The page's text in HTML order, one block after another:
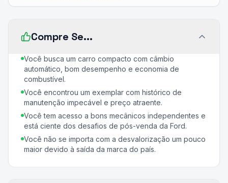
Compre Se...
Você busca um carro compacto com câmbio
automático, bom desempenho e economia de
combustível.
Você encontrou um exemplar com histórico de
manutenção impecável e preço atraente.
Você tem acesso a bons mecânicos independentes e
está ciente dos desafios de pós-venda da Ford.
Você não se importa com a desvalorização um pouco
maior devido à saída da marca do país.